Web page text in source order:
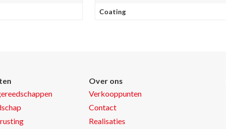
Coating
Over ons
Verkooppunten
Contact
Realisaties